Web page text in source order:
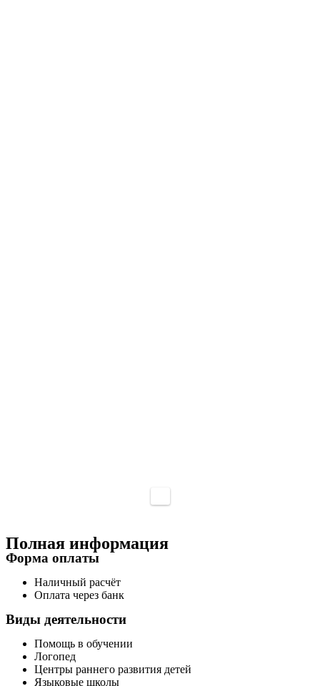
Полная информация
Форма оплаты
Наличный расчёт
Оплата через банк
Виды деятельности
Помощь в обучении
Логопед
Центры раннего развития детей
Языковые школы